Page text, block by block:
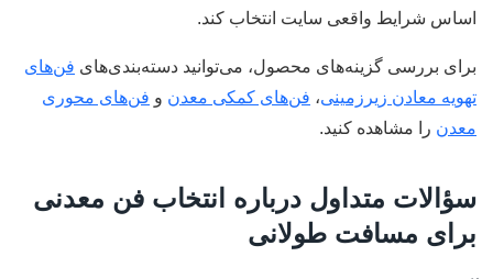
اساس شرایط واقعی سایت انتخاب کند.
برای بررسی گزینه‌های محصول، می‌توانید دسته‌بندی‌های فن‌های
تهویه معادن زیرزمینی، فن‌های کمکی معدن و فن‌های محوری
معدن را مشاهده کنید.
سؤالات متداول درباره انتخاب فن معدنی
برای مسافت طولانی